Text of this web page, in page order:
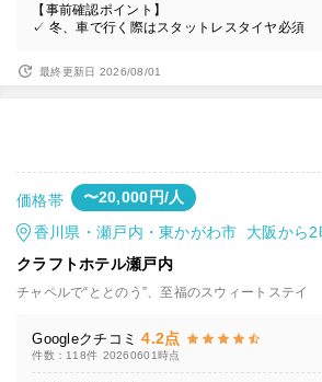
【事前確認ポイント】
✓ 冬、車で行く際はスタットレスタイヤ必須
最終更新日 2026/08/01
価格帯 〜20,000円/人
香川県・瀬戸内・東かがわ市 大阪から2
クラフトホテル瀬戸内
チャペルで“ととのう”、至福のスウィートステイ
Googleクチコミ 4.2点
件数：118件 20260601時点